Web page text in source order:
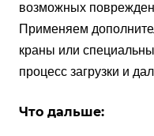
возможных
Применяем
краны или
процесс загрузки и
Что дальше: